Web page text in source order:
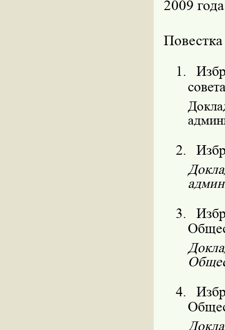
2009
Повестка
1.
2.
3.
4.